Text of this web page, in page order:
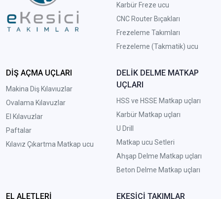
Karbür Freze ucu
CNC Router Bıçakları
Frezeleme Takımları
Frezeleme (Takmatik) ucu
DİŞ AÇMA UÇLARI
Makina Diş Kılavıuzlar
Ovalama Kılavuzlar
El Kılavuzlar
Paftalar
Kılavız Çıkartma Matkap ucu
DELİK DELME MATKAP
UÇLARI
HSS ve HSSE Matkap uçları
Karbür Matkap uçları
U Drill
Matkap ucu Setleri
Ahşap Delme Matkap uçları
Beton Delme Matkap uçları
EL ALETLERİ EKESİCİ TAKIMLAR